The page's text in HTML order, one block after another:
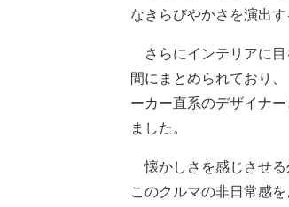
なきらびやかさを演出す
さらにインテリアに目
間にまとめられており
ーカー直系のデザイナ
ました。
懐かしさを感じさせる
このクルマの非日常感